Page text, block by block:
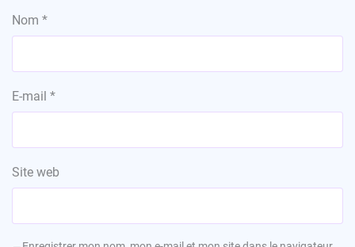
Nom *
E-mail *
Site web